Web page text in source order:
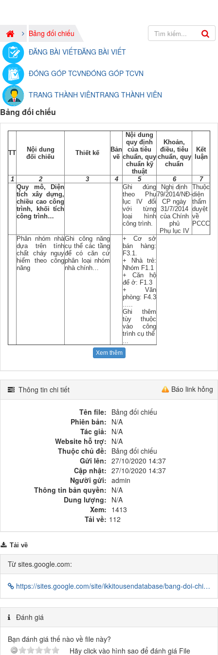
Bảng đối chiếu
ĐĂNG BÀI VIẾTĐĂNG BÀI VIẾT
ĐÓNG GÓP TCVNĐÓNG GÓP TCVN
TRANG THÀNH VIÊNTRANG THÀNH VIÊN
Bảng đối chiếu
TT
Nội dung
đối chiếu
Thiết kế
Bản
vẽ
Nội dung
quy định
của tiêu
chuẩn, quy
chuẩn kỹ
thuật
Khoản,
điều, tiêu
chuẩn, quy
chuẩn
Kết
luận
1 2 3 4 5 6
7
Quy mô, Diện
tích xây dựng,
chiều cao công
trình, khối tích
công trình…
Ghi đúng
theo Phụ
lục IV đối
với từng
loại hình
công trình.
Nghị định
79/2014/NĐ-
CP ngày
31/7/2014
của Chính
phủ
Phụ lục IV
Thuộc
diện
thẩm
duyệt
về
PCCC
Phân nhóm nhà
dựa trên tính
chất cháy nguy
hiểm theo công
năng
Ghi công năng
cụ thể các tầng
để có căn cứ
phân loại nhóm
nhà chính…
+ Cơ sở
bán hàng:
F3.1.
+ Nhà trẻ:
Nhóm F1.1
+ Căn hộ
để ở: F1.3
+ Văn
phòng: F4.3
…..
Ghi thêm
tùy thuộc
vào công
trình cụ thể
...
Xem thêm
Báo link hỏng
Thông tin chi tiết
Tên file: Bảng đối chiếu
Phiên bản: N/A
Tác giả: N/A
Website hỗ trợ: N/A
Thuộc chủ đề: Bảng đối chiếu
Gửi lên: 27/10/2020 14:37
Cập nhật: 27/10/2020 14:37
Người gửi: admin
Thông tin bản quyền: N/A
Dung lượng: N/A
Xem: 1413
Tải về: 112
Tải về
Từ sites.google.com:
https://sites.google.com/site/ikkitousendatabase/bang-doi-chieu
Đánh giá
Bạn đánh giá thế nào về file này?
Hãy click vào hình sao để đánh giá File